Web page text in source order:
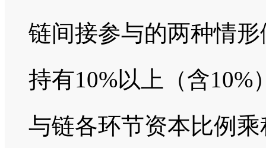
链间接参与的两种情
持有10%以上（含
与链各环节资本比例